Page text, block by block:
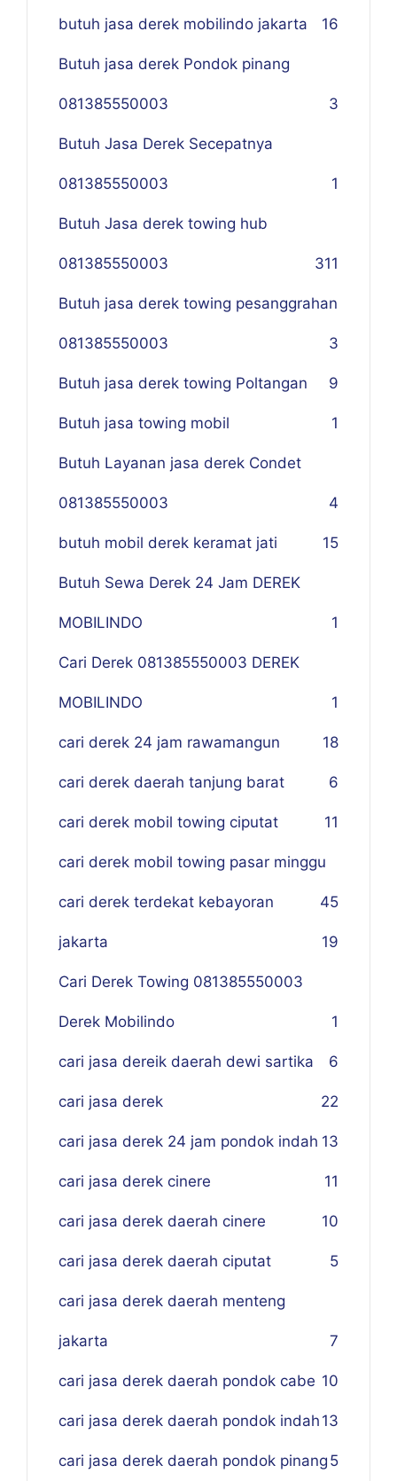
butuh jasa derek mobilindo jakarta 16
Butuh jasa derek Pondok pinang
081385550003 3
Butuh Jasa Derek Secepatnya
081385550003 1
Butuh Jasa derek towing hub
081385550003 311
Butuh jasa derek towing pesanggrahan
081385550003 3
Butuh jasa derek towing Poltangan 9
Butuh jasa towing mobil 1
Butuh Layanan jasa derek Condet
081385550003 4
butuh mobil derek keramat jati 15
Butuh Sewa Derek 24 Jam DEREK
MOBILINDO 1
Cari Derek 081385550003 DEREK
MOBILINDO 1
cari derek 24 jam rawamangun 18
cari derek daerah tanjung barat 6
cari derek mobil towing ciputat 11
cari derek mobil towing pasar minggu
45
cari derek terdekat kebayoran
jakarta 19
Cari Derek Towing 081385550003
Derek Mobilindo 1
cari jasa dereik daerah dewi sartika 6
cari jasa derek 22
cari jasa derek 24 jam pondok indah 13
cari jasa derek cinere 11
cari jasa derek daerah cinere 10
cari jasa derek daerah ciputat 5
cari jasa derek daerah menteng
jakarta 7
cari jasa derek daerah pondok cabe 10
cari jasa derek daerah pondok indah 13
cari jasa derek daerah pondok pinang 5